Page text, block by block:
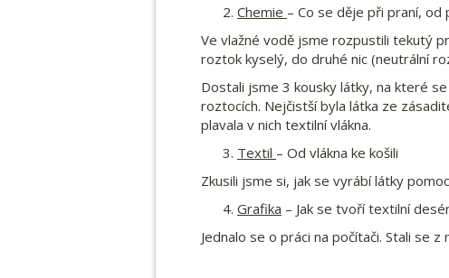
Chemie – Co se děje při praní,
Ve vlažné vodě jsme rozpustili tekutý
roztok kyselý, do druhé nic (neutrální
Dostali jsme 3 kousky látky, na které
roztocích. Nejčistší byla látka ze
plavala v nich textilní vlákna.
Textil – Od vlákna ke košili
Zkusili jsme si, jak se vyrábí látky
Grafika – Jak se tvoří textilní
Jednalo se o práci na počítači. Stali se